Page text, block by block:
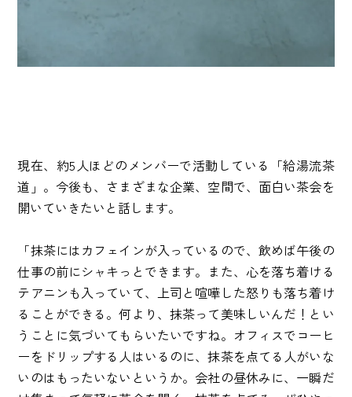
現在、約5人ほどのメンバーで活動している「給湯流茶
道」。今後も、さまざまな企業、空間で、面白い茶会を
開いていきたいと話します。
「抹茶にはカフェインが入っているので、飲めば午後の
仕事の前にシャキっとできます。また、心を落ち着ける
テアニンも入っていて、上司と喧嘩した怒りも落ち着け
ることができる。何より、抹茶って美味しいんだ！とい
うことに気づいてもらいたいですね。オフィスでコーヒ
ーをドリップする人はいるのに、抹茶を点てる人がいな
いのはもったいないというか。会社の昼休みに、一瞬だ